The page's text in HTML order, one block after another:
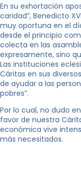
En su exhortación
caridad”, Benedicto
muy oportuna en el
desde el principio
colecta en las
expresamente, sino
Las instituciones
Cáritas en sus
de ayudar a las
pobres”.
Por lo cual, no dudo
favor de nuestra
económica vive
más necesitados.